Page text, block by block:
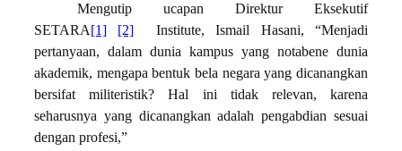
Mengutip ucapan Direktur Eksekutif
SETARA[1] [2]
Institute, Ismail Hasani, “Menjadi
pertanyaan, dalam dunia kampus yang notabene dunia
akademik, mengapa bentuk bela negara yang dicanangkan
bersifat militeristik? Hal ini tidak relevan, karena
seharusnya yang dicanangkan adalah pengabdian sesuai
dengan profesi,”